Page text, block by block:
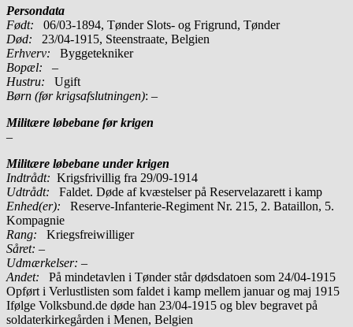
Persondata
Født: 06/03-1894, Tønder Slots- og Frigrund, Tønder
Død: 23/04-1915, Steenstraate, Belgien
Erhverv: Byggetekniker
Bopæl: –
Hustru: Ugift
Børn (før krigsafslutningen): –
Militære løbebane før krigen
–
Militære løbebane under krigen
Indtrådt: Krigsfrivillig fra 29/09-1914
Udtrådt: Faldet. Døde af kvæstelser på Reservelazarett i kamp
Enhed(er): Reserve-Infanterie-Regiment Nr. 215, 2. Bataillon, 5.
Kompagnie
Rang: Kriegsfreiwilliger
Såret: –
Udmærkelser: –
Andet: På mindetavlen i Tønder står dødsdatoen som 24/04-1915
Opført i Verlustlisten som faldet i kamp mellem januar og maj 1915
Ifølge Volksbund.de døde han 23/04-1915 og blev begravet på
soldaterkirkegården i Menen, Belgien